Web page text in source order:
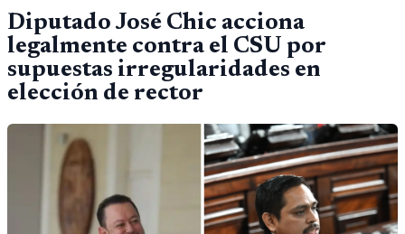
Diputado José Chic acciona
legalmente contra el CSU por
supuestas irregularidades en
elección de rector